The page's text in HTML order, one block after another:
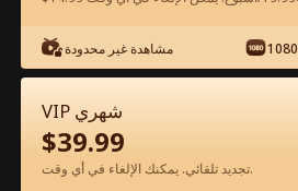
شاهد مجانًا في التطبيقمشاهدة غير محدودة
VIP شهري
$39.99
تجديد تلقائي. يمكنك الإلغاء في أي وقت.